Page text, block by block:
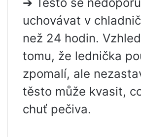
uchovávat v
než 24 hodin.
tomu, že lednička
zpomalí, ale
těsto může kvasit,
chuť pečiva.